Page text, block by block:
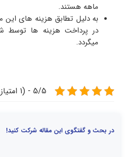
ماهه هستند.
به دلیل تطابق هزینه های این
میگردد.
5/5 - (1 امتیاز)
در بحث و گفتگوی این مقاله شرکت کنید!